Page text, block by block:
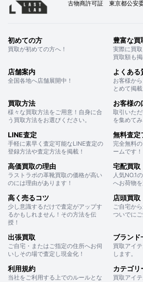
古物商許可証 東京都公安
初めての方
買取が初めての方へ！
豊富な買
実際に買
買取額も掲
店舗案内
全国各地へ店舗展開中！
よくある
お客様か
とめて掲
買取方法
様々な買取方法をご用意！自身に合
う買取方法をお選びください。
お客様の
取引いた
を集めてみ
LINE査定
手軽に素早く査定可能なLINE査定の
登録方法や査定方法を掲載！
無料査定
完全無料
ームです！
高価買取の理由
ラストラボの革靴買取の価格が高い
のには理由があります！
宅配買取
人気NO.1
へお荷物を
高く売るコツ
少し意識するだけで査定がアップす
るかもしれません！その方法を伝
授！
店頭買取
ご自宅か
ついでに
出張買取
ご自宅・またはご指定の住所へお伺
いしその場で査定し現金化！
ブランド
買取アイ
します。
利用規約
当社をご利用する上でのルールとな
カテゴリ
買取アイ